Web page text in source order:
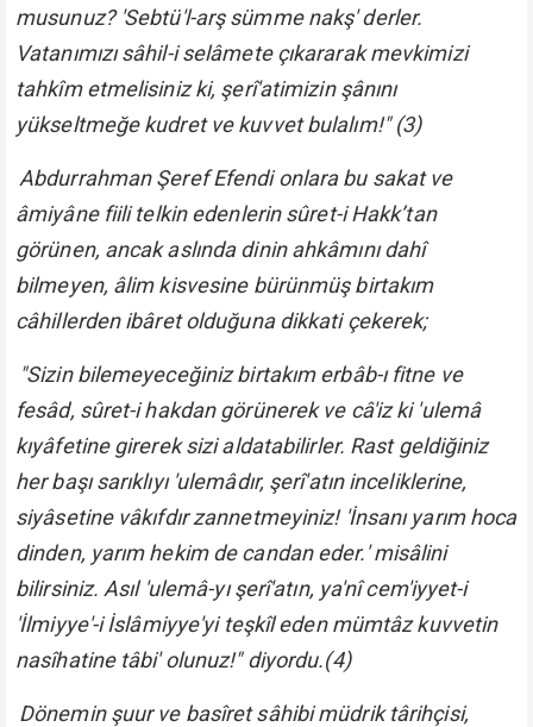
musunuz? 'Sebtü'l-arş sümme nakş' derler.
Vatanımızı sâhil-i selâmete çıkararak mevkimizi
tahkîm etmelisiniz ki, şerî'atimizin şânını
yükseltmeğe kudret ve kuvvet bulalım!"(3)
Abdurrahman Şeref Efendi onlara bu sakat ve
âmiyâne fiili telkin edenlerin sûret-i Hakk’tan
görünen, ancak aslında dinin ahkâmını dahî
bilmeyen, âlim kisvesine bürünmüş birtakım
câhillerden ibâret olduğuna dikkati çekerek;
"Sizin bilemeyeceğiniz birtakım erbâb-ı fitne ve
fesâd, sûret-i hakdan görünerek ve câ'iz ki 'ulemâ
kıyâfetine girerek sizi aldatabilirler. Rast geldiğiniz
her başı sarıklıyı 'ulemâdır, şerî'atın inceliklerine,
siyâsetine vâkıfdır zannetmeyiniz! 'İnsanı yarım hoca
dinden, yarım hekim de candan eder.' misâlini
bilirsiniz. Asıl 'ulemâ-yı şerî'atın, ya'nî cem'iyyet-i
'İlmiyye'-i İslâmiyye'yi teşkîl eden mümtâz kuvvetin
nasîhatine tâbi' olunuz!"diyordu.(4)
Dönemin şuur ve basîret sâhibi müdrik târihçisi,